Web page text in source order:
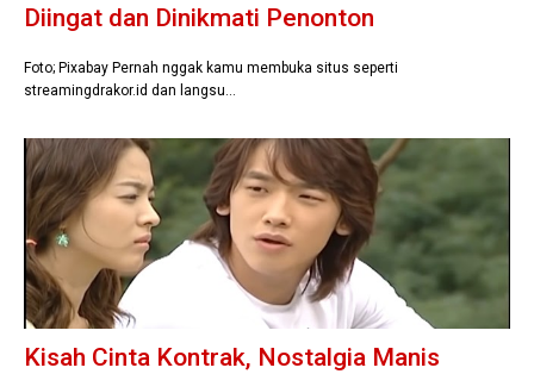
Diingat dan Dinikmati Penonton
Foto; Pixabay Pernah nggak kamu membuka situs seperti
streamingdrakor.id dan langsu…
Kisah Cinta Kontrak, Nostalgia Manis